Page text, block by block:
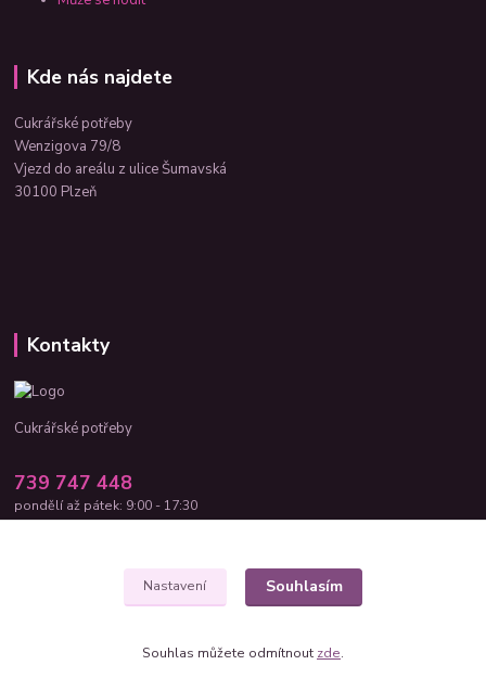
Kde nás najdete
Cukrářské potřeby
Wenzigova 79/8
Vjezd do areálu z ulice Šumavská
30100 Plzeň
Kontakty
Cukrářské potřeby
739 747 448
pondělí až pátek: 9:00 - 17:30
Nastavení Souhlasím
Souhlas můžete odmítnout zde.